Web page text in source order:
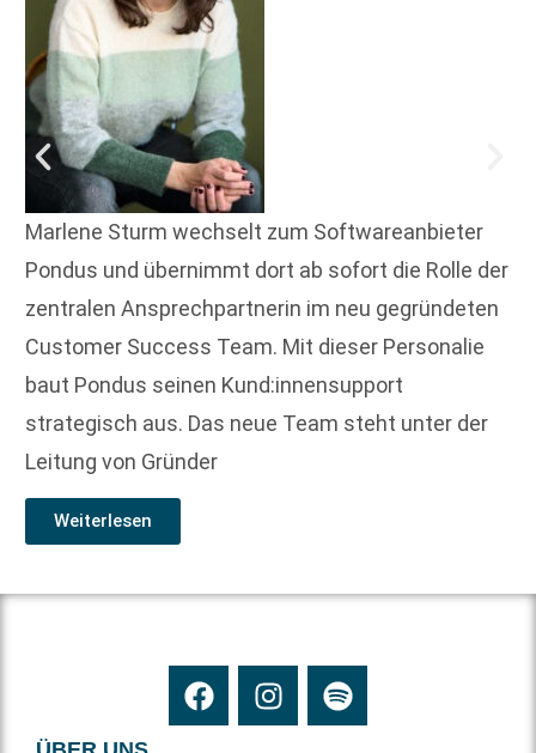
Marlene Sturm wechselt zum Softwareanbieter
Pondus und übernimmt dort ab sofort die Rolle der
zentralen Ansprechpartnerin im neu gegründeten
Customer Success Team. Mit dieser Personalie
baut Pondus seinen Kund:innensupport
strategisch aus. Das neue Team steht unter der
Leitung von Gründer
Weiterlesen